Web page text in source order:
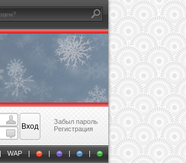
Забыл пароль
Регистрация
WAP | | | |